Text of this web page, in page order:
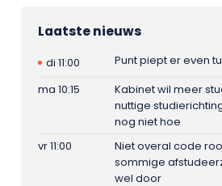
Laatste nieuws
di 11:00
Punt piept er even
ma 10:15
Kabinet wil meer
nuttige
nog niet hoe
vr 11:00
Niet overal code
sommige
wel door